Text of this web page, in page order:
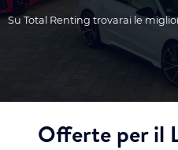
Su Total Renting trovarai le
Offerte per il